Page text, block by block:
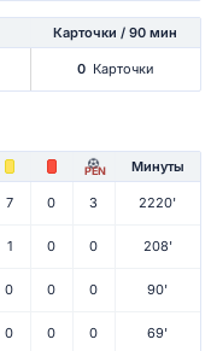
Карточки / 90 мин
0 Карточки
PEN Минуты
7 0 3 2220'
1 0 0 208'
0 0 0 90'
0 0 0 69'